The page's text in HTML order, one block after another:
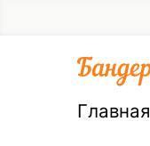
Главная